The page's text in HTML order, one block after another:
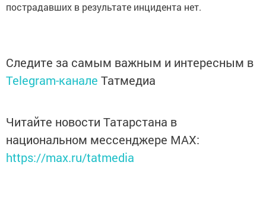
пострадавших в результате инцидента нет.
Следите за самым важным и интересным в
Telegram-канале Татмедиа
Читайте новости Татарстана в
национальном мессенджере MАХ:
https://max.ru/tatmedia